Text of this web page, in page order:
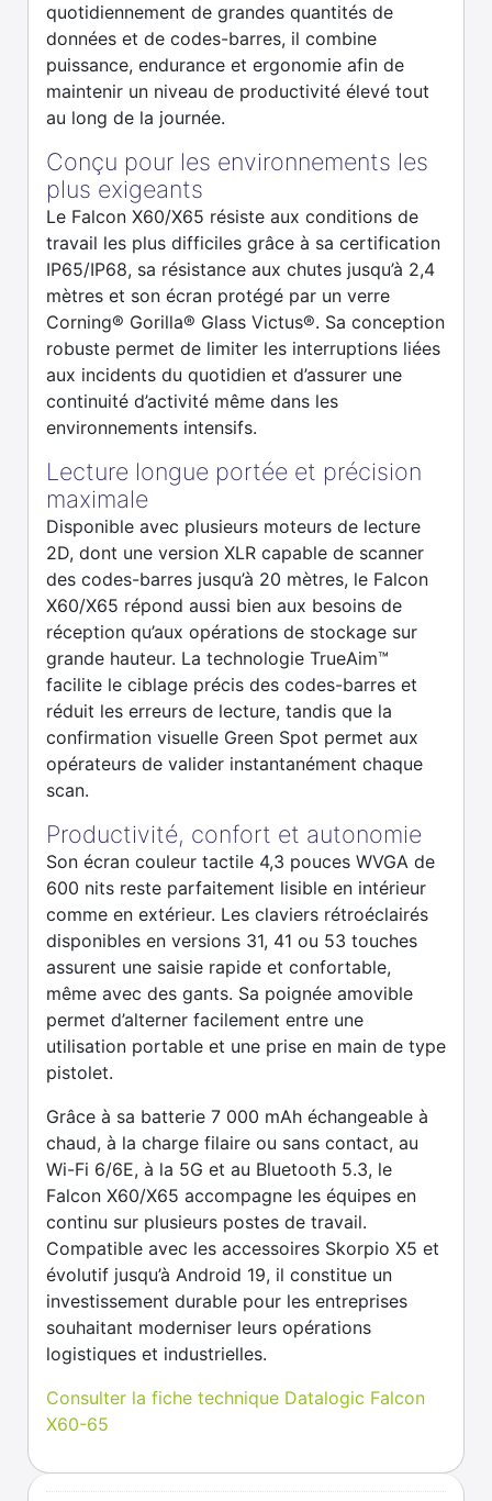
quotidiennement de grandes quantités de
données et de codes-barres, il combine
puissance, endurance et ergonomie afin de
maintenir un niveau de productivité élevé tout
au long de la journée.
Conçu pour les environnements les
plus exigeants
Le Falcon X60/X65 résiste aux conditions de
travail les plus difficiles grâce à sa certification
IP65/IP68, sa résistance aux chutes jusqu’à 2,4
mètres et son écran protégé par un verre
Corning® Gorilla® Glass Victus®. Sa conception
robuste permet de limiter les interruptions liées
aux incidents du quotidien et d’assurer une
continuité d’activité même dans les
environnements intensifs.
Lecture longue portée et précision
maximale
Disponible avec plusieurs moteurs de lecture
2D, dont une version XLR capable de scanner
des codes-barres jusqu’à 20 mètres, le Falcon
X60/X65 répond aussi bien aux besoins de
réception qu’aux opérations de stockage sur
grande hauteur. La technologie TrueAim™
facilite le ciblage précis des codes-barres et
réduit les erreurs de lecture, tandis que la
confirmation visuelle Green Spot permet aux
opérateurs de valider instantanément chaque
scan.
Productivité, confort et autonomie
Son écran couleur tactile 4,3 pouces WVGA de
600 nits reste parfaitement lisible en intérieur
comme en extérieur. Les claviers rétroéclairés
disponibles en versions 31, 41 ou 53 touches
assurent une saisie rapide et confortable,
même avec des gants. Sa poignée amovible
permet d’alterner facilement entre une
utilisation portable et une prise en main de type
pistolet.
Grâce à sa batterie 7 000 mAh échangeable à
chaud, à la charge filaire ou sans contact, au
Wi-Fi 6/6E, à la 5G et au Bluetooth 5.3, le
Falcon X60/X65 accompagne les équipes en
continu sur plusieurs postes de travail.
Compatible avec les accessoires Skorpio X5 et
évolutif jusqu’à Android 19, il constitue un
investissement durable pour les entreprises
souhaitant moderniser leurs opérations
logistiques et industrielles.
Consulter la fiche technique Datalogic Falcon
X60-65